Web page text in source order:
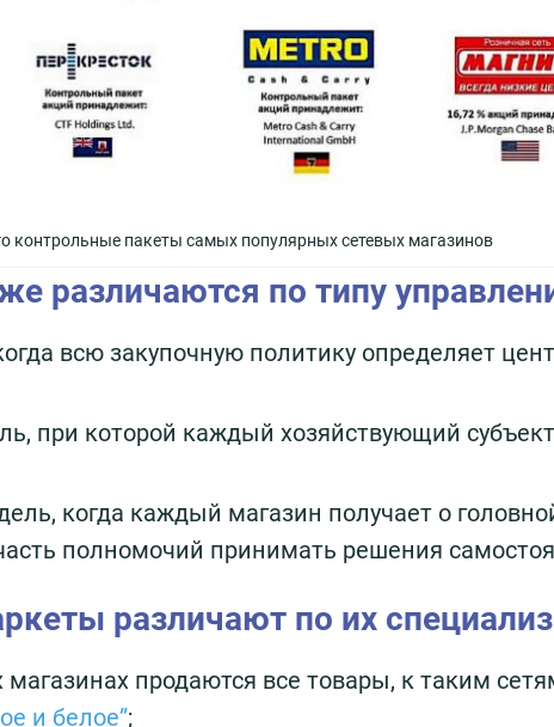
контрольные пакеты самых популярных сетевых магазинов
различаются по типу
всю закупочную политику определяет
при которой каждый хозяйствующий
когда каждый магазин получает о
полномочий принимать решения
различают по их
продаются все товары, к таким
и белое”;